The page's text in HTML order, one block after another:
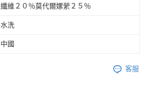
纖維２０％莫代爾嫘縈２５％
水洗
中國
客服